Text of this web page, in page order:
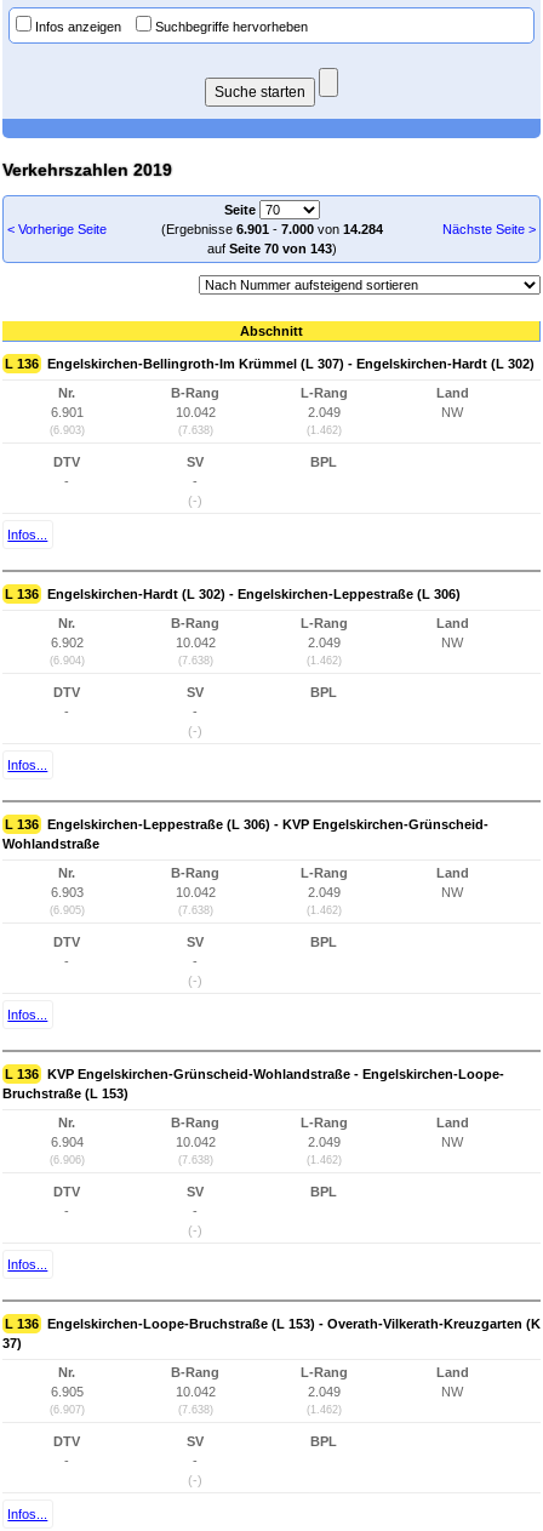
Infos anzeigen Suchbegriffe hervorheben
Verkehrszahlen 2019
< Vorherige Seite
Seite
(Ergebnisse 6.901- 7.000von 14.284
auf Seite 70 von 143)
Nächste Seite >
Abschnitt
L 136 Engelskirchen-Bellingroth-Im Krümmel (L 307) - Engelskirchen-Hardt (L 302)
Nr.
6.901
(6.903)
B-Rang
10.042
(7.638)
L-Rang
2.049
(1.462)
Land
NW
DTV
-
SV
-
(-)
BPL
Infos...
L 136 Engelskirchen-Hardt (L 302) - Engelskirchen-Leppestraße (L 306)
Nr.
6.902
(6.904)
B-Rang
10.042
(7.638)
L-Rang
2.049
(1.462)
Land
NW
DTV
-
SV
-
(-)
BPL
Infos...
L 136 Engelskirchen-Leppestraße (L 306) - KVP Engelskirchen-Grünscheid-
Wohlandstraße
Nr.
6.903
(6.905)
B-Rang
10.042
(7.638)
L-Rang
2.049
(1.462)
Land
NW
DTV
-
SV
-
(-)
BPL
Infos...
L 136 KVP Engelskirchen-Grünscheid-Wohlandstraße - Engelskirchen-Loope-
Bruchstraße (L 153)
Nr.
6.904
(6.906)
B-Rang
10.042
(7.638)
L-Rang
2.049
(1.462)
Land
NW
DTV
-
SV
-
(-)
BPL
Infos...
L 136 Engelskirchen-Loope-Bruchstraße (L 153) - Overath-Vilkerath-Kreuzgarten (K
37)
Nr.
6.905
(6.907)
B-Rang
10.042
(7.638)
L-Rang
2.049
(1.462)
Land
NW
DTV
-
SV
-
(-)
BPL
Infos...